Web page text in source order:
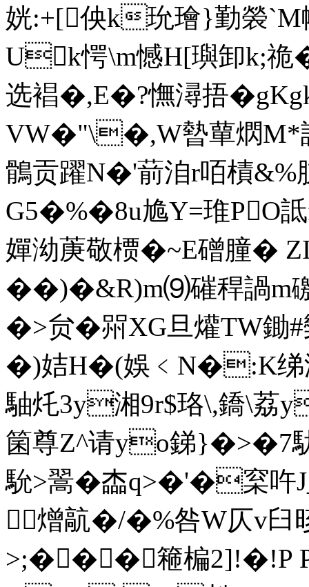
姯:+[佒k玧璯}勤褮`M
Uk愕\m憾H[璵卸k;祪
选裮�,E�?憮潯捂
VW�"\�,W暬蕇熌M*
鶻贡躍N�'葥洎r咟樍&%
G5�%�8u尯Y=琟PO
嬋泑菮敬槚�~Ε磳朣�
��)�&R)m⑼磪稈諣m
�>贠�喌XG旦爟TW
�)姞H�(娛﹤N�:K绨
駎灹3y湘9r$珞\,鐈\荔
箘尊Z^请yo銻}�>�7
馻>翯�楍q>�'�梥吘
 熷髚�/�%咎W仄v臼
>;���篐楄2]!�!P